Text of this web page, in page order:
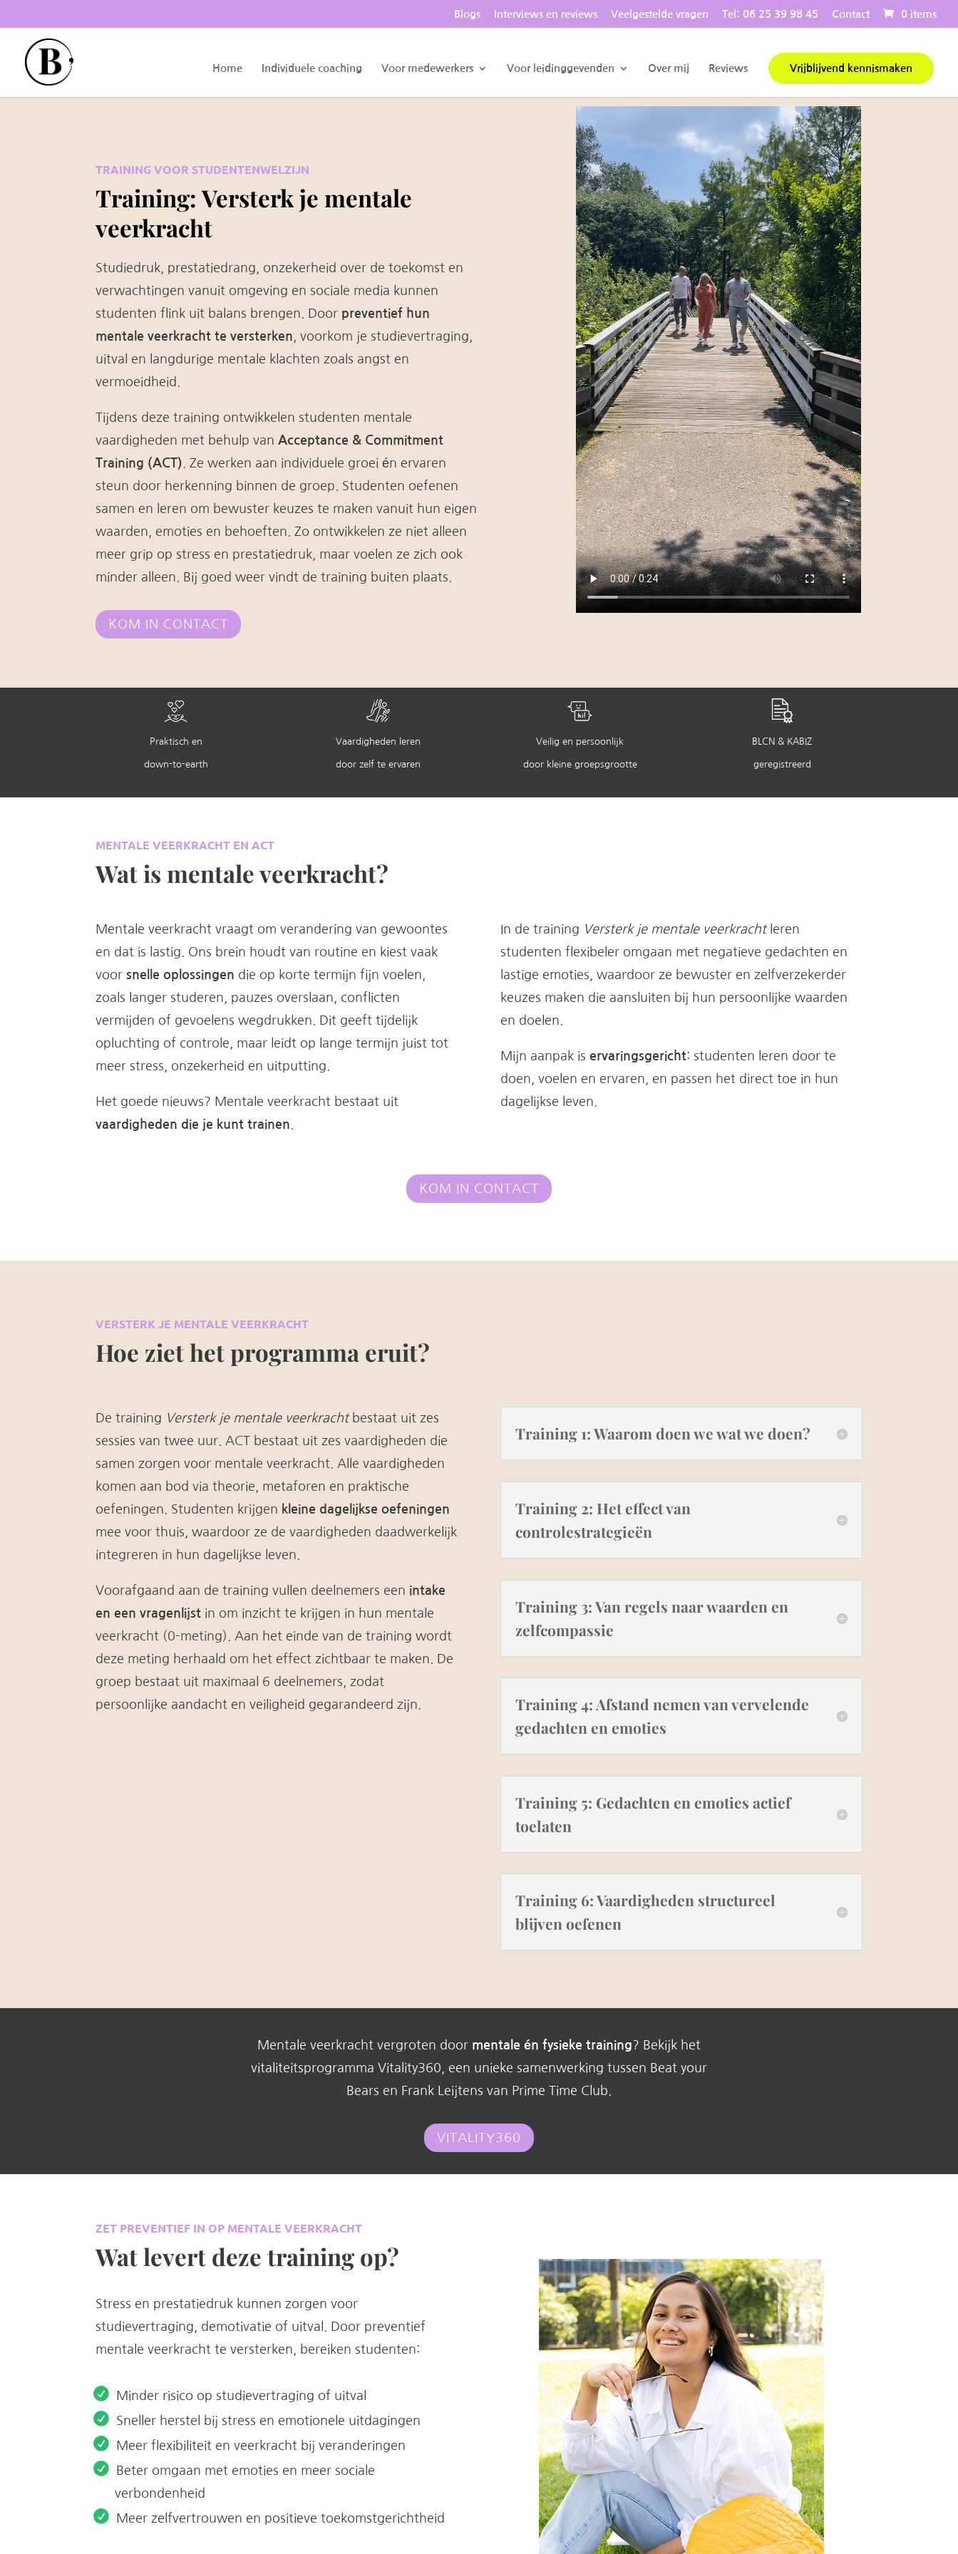
Blogs Interviews en reviews Veelgestelde vragen Tel: 06 25 39 98 45 Contact 0 items
Home Individuele coaching Voor medewerkers Voor leidinggevenden Over mij Reviews Vrijblijvend kennismaken
TRAINING VOOR STUDENTENWELZIJN
Training: Versterk je mentale
veerkracht
Studiedruk, prestatiedrang, onzekerheid over de toekomst en
verwachtingen vanuit omgeving en sociale media kunnen
studenten flink uit balans brengen. Door preventief hun
mentale veerkracht te versterken , voorkom je studievertraging,
uitval en langdurige mentale klachten zoals angst en
vermoeidheid.
Tijdens deze training ontwikkelen studenten mentale
vaardigheden met behulp vanAcceptance & Commitment
Training (ACT) . Ze werken aan individuele groei én ervaren
steun door herkenning binnen de groep. Studenten oefenen
samen en leren om bewuster keuzes te maken vanuit hun eigen
waarden, emoties en behoeften. Zo ontwikkelen ze niet alleen
meer grip op stress en prestatiedruk, maar voelen ze zich ook
minder alleen. Bij goed weer vindt de training buiten plaats.
KOM IN CONTACT
Praktisch en
down-to-earth
Vaardigheden leren
door zelf te ervaren
Veilig en persoonlijk
door kleine groepsgrootte
BLCN & KABIZ
geregistreerd
MENTALE VEERKRACHT EN ACT
Wat is mentale veerkracht?
Mentale veerkracht vraagt om verandering van gewoontes
en dat is lastig. Ons brein houdt van routine en kiest vaak
voorsnelle oplossingen die op korte termijn fijn voelen,
zoals langer studeren, pauzes overslaan, conflicten
vermijden of gevoelens wegdrukken. Dit geeft tijdelijk
opluchting of controle, maar leidt op lange termijn juist tot
meer stress, onzekerheid en uitputting.
Het goede nieuws? Mentale veerkracht bestaat uit
vaardigheden die je kunt trainen
In de training Versterk je mentale veerkrachtleren
studenten flexibeler omgaan met negatieve gedachten en
lastige emoties, waardoor ze bewuster en zelfverzekerder
keuzes maken die aansluiten bij hun persoonlijke waarden
en doelen.
Mijn aanpak is ervaringsgericht: studenten leren door te
doen, voelen en ervaren, en passen het direct toe in hun
dagelijkse leven.
KOM IN CONTACT
VERSTERK JE MENTALE VEERKRACHT
Hoe ziet het programma eruit?
De training Versterk je mentale veerkrachtbestaat uit zes
sessies van twee uur. ACT bestaat uit zes vaardigheden die
samen zorgen voor mentale veerkracht. Alle vaardigheden
komen aan bod via theorie, metaforen en praktische
oefeningen. Studenten krijgen kleine dagelijkse oefeningen
mee voor thuis, waardoor ze de vaardigheden daadwerkelijk
integreren in hun dagelijkse leven.
Voorafgaand aan de training vullen deelnemers een intake
en een vragenlijst in om inzicht te krijgen in hun mentale
veerkracht (0-meting). Aan het einde van de training wordt
deze meting herhaald om het effect zichtbaar te maken. De
groep bestaat uit maximaal 6 deelnemers, zodat
persoonlijke aandacht en veiligheid gegarandeerd zijn.
Training 1: Waarom doen we wat we doen?
Training 2: Het effect van
controlestrategieën
Training 3: Van regels naar waarden en
zelfcompassie
Training 4: Afstand nemen van vervelende
gedachten en emoties
Training 5: Gedachten en emoties actief
toelaten
Training 6: Vaardigheden structureel
blijven oefenen
Mentale veerkracht vergroten door mentale én fysieke training? Bekijk het
vitaliteitsprogramma Vitality360, een unieke samenwerking tussen Beat your
Bears en Frank Leijtens van Prime Time Club.
VITALITY360
ZET PREVENTIEF IN OP MENTALE VEERKRACHT
Wat levert deze training op?
Stress en prestatiedruk kunnen zorgen voor
studievertraging, demotivatie of uitval. Door preventief
mentale veerkracht te versterken, bereiken studenten:
Minder risico op studievertraging of uitval
Sneller herstel bij stress en emotionele uitdagingen
Meer flexibiliteit en veerkracht bij veranderingen
Beter omgaan met emoties en meer sociale
verbondenheid
Meer zelfvertrouwen en positieve toekomstgerichtheid